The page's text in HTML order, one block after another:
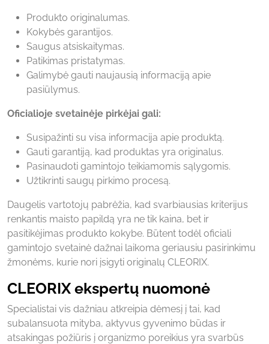
Produkto originalumas.
Kokybės garantijos.
Saugus atsiskaitymas.
Patikimas pristatymas.
Galimybė gauti naujausią informaciją apie
pasiūlymus.
Oficialioje svetainėje pirkėjai gali:
Susipažinti su visa informacija apie produktą.
Gauti garantiją, kad produktas yra originalus.
Pasinaudoti gamintojo teikiamomis sąlygomis.
Užtikrinti saugų pirkimo procesą.
Daugelis vartotojų pabrėžia, kad svarbiausias kriterijus
renkantis maisto papildą yra ne tik kaina, bet ir
pasitikėjimas produkto kokybe. Būtent todėl oficiali
gamintojo svetainė dažnai laikoma geriausiu pasirinkimu
žmonėms, kurie nori įsigyti originalų CLEORIX.
CLEORIX ekspertų nuomonė
Specialistai vis dažniau atkreipia dėmesį į tai, kad
subalansuota mityba, aktyvus gyvenimo būdas ir
atsakingas požiūris į organizmo poreikius yra svarbūs